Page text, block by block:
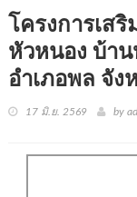
โครงการเส
หัวหนอง บ้าน
อำเภอพล จั
17 มิ.ย. 2569 by